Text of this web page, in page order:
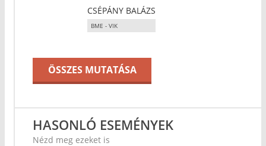
CSÉPÁNY BALÁZS
BME - VIK
ÖSSZES MUTATÁSA
HASONLÓ ESEMÉNYEK
Nézd meg ezeket is